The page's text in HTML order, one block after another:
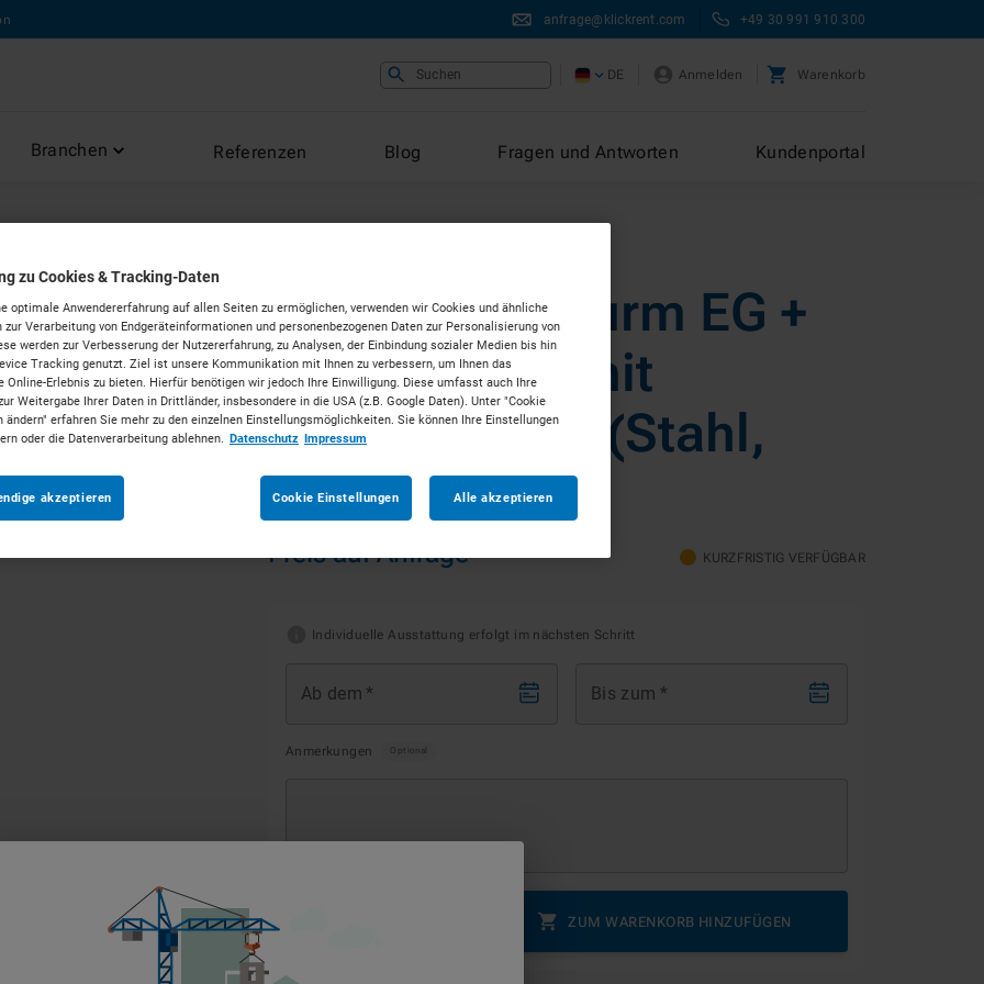
anfrage@klickrent.com +49 30 991 910 300
Suchen DE Anmelden Warenkorb
Branchen Referenzen Blog Fragen und Antworten Kundenportal
16ft Treppenturm EG +
1.OG + 2.OG mit
Podesttreppe (Stahl,
verzinkt)
Preis auf Anfrage KURZFRISTIG VERFÜGBAR
Individuelle Ausstattung erfolgt im nächsten Schritt
Ab dem * Bis zum *
Anmerkungen Optional
ZUM WARENKORB HINZUFÜGEN
zu Cookies & Tracking-Daten
optimale Anwendererfahrung auf allen Seiten zu ermöglichen, verwenden wir Cookies und ähnliche
zur Verarbeitung von Endgeräteinformationen und personenbezogenen Daten zur Personalisierung von
werden zur Verbesserung der Nutzererfahrung, zu Analysen, der Einbindung sozialer Medien bis hin
Tracking genutzt. Ziel ist unsere Kommunikation mit Ihnen zu verbessern, um Ihnen das
Online-Erlebnis zu bieten. Hierfür benötigen wir jedoch Ihre Einwilligung. Diese umfasst auch Ihre
Weitergabe Ihrer Daten in Drittländer, insbesondere in die USA (z.B. Google Daten). Unter "Cookie
ändern" erfahren Sie mehr zu den einzelnen Einstellungsmöglichkeiten. Sie können Ihre Einstellungen
oder die Datenverarbeitung ablehnen. Datenschutz Impressum
akzeptieren Alle akzeptieren
Cookie Einstellungen